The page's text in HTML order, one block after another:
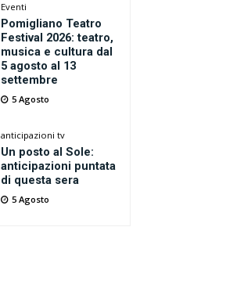
Eventi
Pomigliano Teatro
Festival 2026: teatro,
musica e cultura dal
5 agosto al 13
settembre
5 Agosto
anticipazioni tv
Un posto al Sole:
anticipazioni puntata
di questa sera
5 Agosto